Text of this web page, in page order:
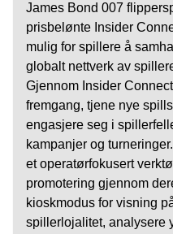
James Bond 007
prisbelønte Insider
mulig for spillere å
globalt nettverk av
Gjennom Insider
fremgang, tjene nye
engasjere seg i
kampanjer og
et operatørfokusert
promotering gjennom
kioskmodus for visning
spillerlojalitet, analysere